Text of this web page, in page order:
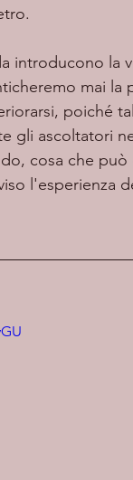
mai la
poiché
gli ascoltatori
cosa che
l'esperienza